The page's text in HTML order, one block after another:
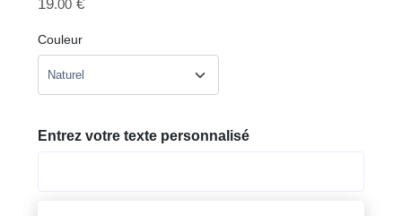
19.00 €
Couleur
Entrez votre texte personnalisé